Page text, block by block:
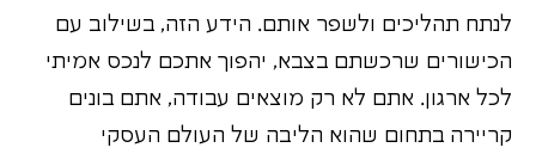
לנתח תהליכים ולשפר אותם. הידע הזה, בשילוב עם
הכישורים שרכשתם בצבא, יהפוך אתכם לנכס אמיתי
לכל ארגון. אתם לא רק מוצאים עבודה, אתם בונים
קריירה בתחום שהוא הליבה של העולם העסקי